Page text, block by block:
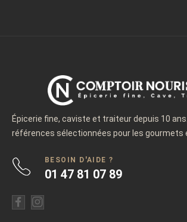
Épicerie fine, caviste et traiteur depuis 10
références sélectionnées pour les gourmets
BESOIN D'AIDE ?
01 47 81 07 89